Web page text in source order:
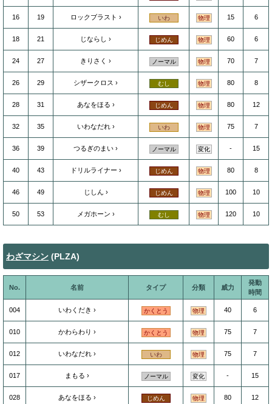
16 19 ロックブラスト いわ 物理 15 6
18 21 じならし じめん 物理 60 6
24 27 きりさく ノーマル 物理 70 7
26 29 シザークロス むし 物理 80 8
28 31 あなをほる じめん 物理 80 12
32 35 いわなだれ いわ 物理 75 7
36 39 つるぎのまい ノーマル 変化 - 15
40 43 ドリルライナー じめん 物理 80 8
46 49 じしん じめん 物理 100 10
50 53 メガホーン むし 物理 120 10
わざマシン (PLZA)
No. 名前 タイプ 分類 威力
発動
時間
004 いわくだき かくとう 物理 40 6
010 かわらわり かくとう 物理 75 7
012 いわなだれ いわ 物理 75 7
017 まもる ノーマル 変化 - 15
028 あなをほる じめん 物理 80 12